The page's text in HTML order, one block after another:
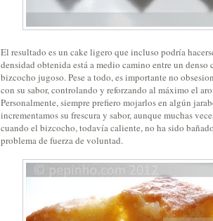
El resultado es un cake ligero que incluso podría
densidad obtenida está a medio camino entre un denso
bizcocho jugoso. Pese a todo, es importante no
con su sabor, controlando y reforzando al máximo el
Personalmente, siempre prefiero mojarlos en algún
incrementamos su frescura y sabor, aunque muchas
cuando el bizcocho, todavía caliente, no ha sido
problema de fuerza de voluntad.